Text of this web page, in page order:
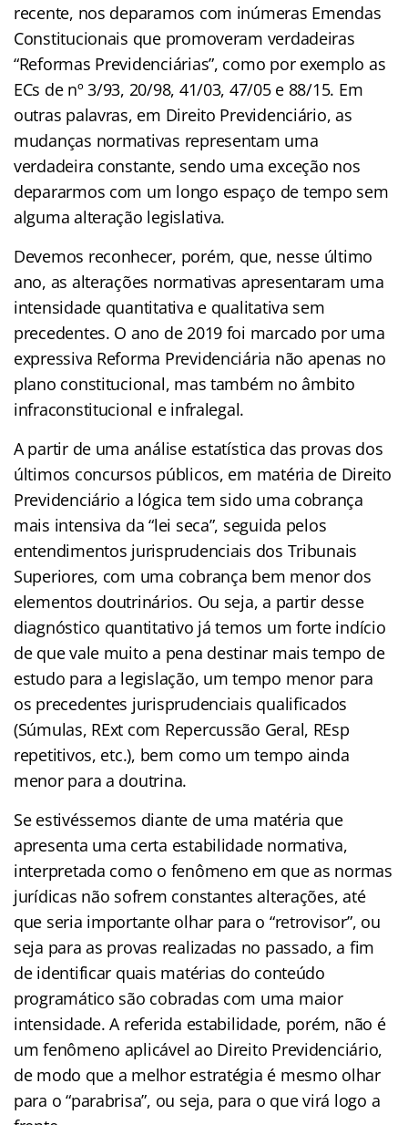
recente, nos deparamos com inúmeras Emendas
Constitucionais que promoveram verdadeiras
“Reformas Previdenciárias”, como por exemplo as
ECs de nº 3/93, 20/98, 41/03, 47/05 e 88/15. Em
outras palavras, em Direito Previdenciário, as
mudanças normativas representam uma
verdadeira constante, sendo uma exceção nos
depararmos com um longo espaço de tempo sem
alguma alteração legislativa.
Devemos reconhecer, porém, que, nesse último
ano, as alterações normativas apresentaram uma
intensidade quantitativa e qualitativa sem
precedentes. O ano de 2019 foi marcado por uma
expressiva Reforma Previdenciária não apenas no
plano constitucional, mas também no âmbito
infraconstitucional e infralegal.
A partir de uma análise estatística das provas dos
últimos concursos públicos, em matéria de Direito
Previdenciário a lógica tem sido uma cobrança
mais intensiva da “lei seca”, seguida pelos
entendimentos jurisprudenciais dos Tribunais
Superiores, com uma cobrança bem menor dos
elementos doutrinários. Ou seja, a partir desse
diagnóstico quantitativo já temos um forte indício
de que vale muito a pena destinar mais tempo de
estudo para a legislação, um tempo menor para
os precedentes jurisprudenciais qualificados
(Súmulas, RExt com Repercussão Geral, REsp
repetitivos, etc.), bem como um tempo ainda
menor para a doutrina.
Se estivéssemos diante de uma matéria que
apresenta uma certa estabilidade normativa,
interpretada como o fenômeno em que as normas
jurídicas não sofrem constantes alterações, até
que seria importante olhar para o “retrovisor”, ou
seja para as provas realizadas no passado, a fim
de identificar quais matérias do conteúdo
programático são cobradas com uma maior
intensidade. A referida estabilidade, porém, não é
um fenômeno aplicável ao Direito Previdenciário,
de modo que a melhor estratégia é mesmo olhar
para o “parabrisa”, ou seja, para o que virá logo a